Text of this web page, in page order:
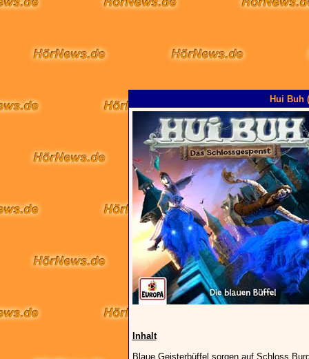
Hui Buh
Inhalt
Blaue Geisterbüffel sorgen auf Schloss